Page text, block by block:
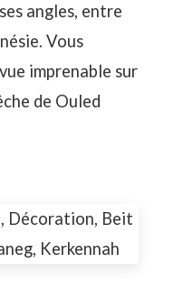
angles, entre
Vous
imprenable sur
de Ouled